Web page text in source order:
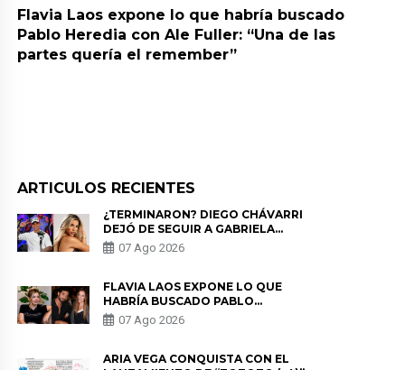
Flavia Laos expone lo que habría buscado
Pablo Heredia con Ale Fuller: “Una de las
partes quería el remember”
ARTICULOS RECIENTES
¿TERMINARON? DIEGO CHÁVARRI
DEJÓ DE SEGUIR A GABRIELA
HERRERA Y ANUNCIA SU SALIDA
DE PÓDCAST
07 Ago 2026
FLAVIA LAOS EXPONE LO QUE
HABRÍA BUSCADO PABLO
HEREDIA CON ALE FULLER: “UNA
DE LAS PARTES QUERÍA EL
07 Ago 2026
ARIA VEGA CONQUISTA CON EL